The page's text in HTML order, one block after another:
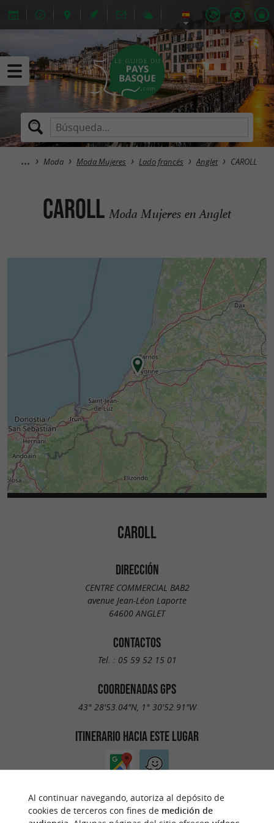
Moda Moda Mujeres Lado francés Anglet CAROLL
CAROLL Moda Mujeres en Anglet
CAROLL
DIRECCIÓN
CENTRE COMMERCIAL BAB2
avenue Jean-Léon Laporte
64600 ANGLET
CONTACTOS
Tel. : 05 59 52 15 01
COORDENADAS GPS
43° 28'53.04"N, 1° 30'52.91"W
ITINERARIO HACIA ESTE LUGAR
Al continuar navegando, autoriza al depósito de
cookies de terceros con fines de medición de